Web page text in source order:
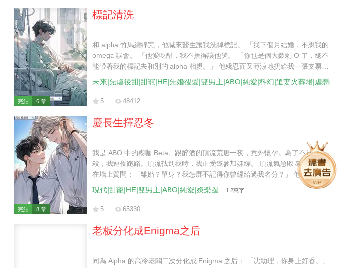
完結 6 章
標記清洗
和 alpha 竹馬纏綿完，他喊來醫生讓我洗掉標記。 「我下個月結婚，不想我的
omega 誤會。 「他愛吃醋，我不捨得讓他哭。 「你也是個大齡剩 O 了，總不
能帶著我的標記去和別的 alpha 相親。」 他殘忍而又薄涼地扔給我一張支票。
「你跟了我那麼久，我不會委屈了你。 「我結婚那天會給你發請帖，記得來吃
席。」
未來|先虐後甜|甜寵|HE|先婚後愛|雙男主|ABO|純愛|科幻|追妻火葬場|虐戀
5 48412
完結 8 章
慶長生擇忍冬
我是 ABO 中的糊咖 Beta。跟醉酒的頂流荒唐一夜，意外懷孕。為了不被封
殺，我連夜跑路。頂流找到我時，我正受邀參加娃綜。 頂流氣急敗壞地將我抵
在墻上質問：「離婚？單身？我怎麼不記得你曾經給過我名分？」 他的信息素
外泄，擾得工作人員戰戰兢兢。 我輕描淡寫地拂開他的手，抱起年年，淡聲抬
眸：「陸先生，請收斂一點，你讓我的孩子受驚了。」 他氣笑了，好整以暇地
往鏡頭前一坐：「明眼人都看得出來，年年是我們的孩子。」 看著如同一個模
現代|甜寵|HE|雙男主|ABO|純愛|娛樂圈 1.2萬字
5 65330
老板分化成Enigma之后
同為 Alpha 的高冷老闆二次分化成 Enigma 之后： 「沈助理，你身上好香。」